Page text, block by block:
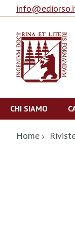
al
contenuto
CHI SIAMO
Home